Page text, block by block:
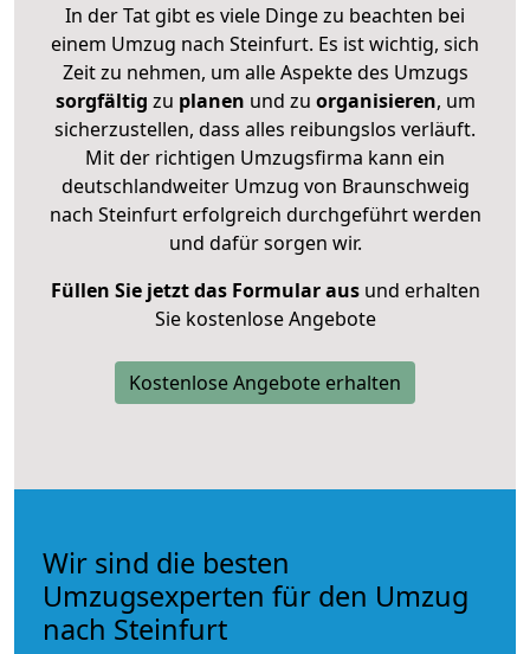
In der Tat gibt es viele Dinge zu beachten bei
einem Umzug nach Steinfurt. Es ist wichtig, sich
Zeit zu nehmen, um alle Aspekte des Umzugs
sorgfältig zu planen und zu organisieren, um
sicherzustellen, dass alles reibungslos verläuft.
Mit der richtigen Umzugsfirma kann ein
deutschlandweiter Umzug von Braunschweig
nach Steinfurt erfolgreich durchgeführt werden
und dafür sorgen wir.
Füllen Sie jetzt das Formular ausund erhalten
Sie kostenlose Angebote
Kostenlose Angebote erhalten
Wir sind die besten
Umzugsexperten für den Umzug
nach Steinfurt